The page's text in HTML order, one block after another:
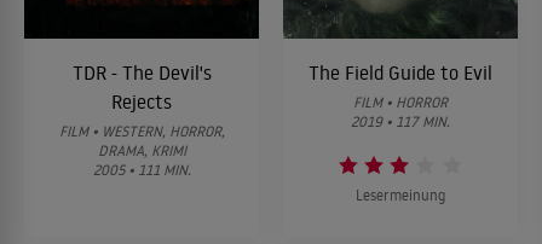
TDR - The Devil's
Rejects
FILM • WESTERN, HORROR,
DRAMA, KRIMI
2005 • 111 MIN.
The Field Guide to Evil
FILM • HORROR
2019 • 117 MIN.
Lesermeinung